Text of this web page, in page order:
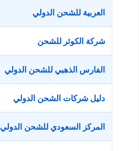
العربية للشحن الدولي
شركة الكوثر للشحن
الفارس الذهبي للشحن الدولي
دليل شركات الشحن الدولي
المركز السعودي للشحن الدولي